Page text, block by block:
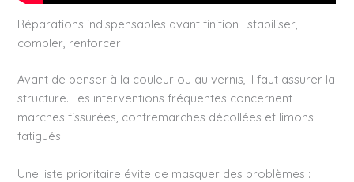
Réparations indispensables avant finition : stabiliser,
combler, renforcer
Avant de penser à la couleur ou au vernis, il faut assurer la
structure. Les interventions fréquentes concernent
marches fissurées, contremarches décollées et limons
fatigués.
Une liste prioritaire évite de masquer des problèmes :